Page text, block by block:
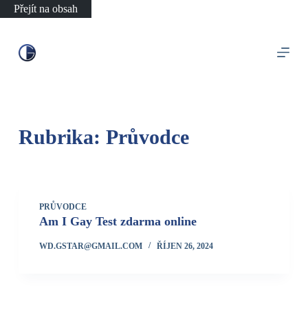
Přejít na obsah
Rubrika: Průvodce
PRŮVODCE
Am I Gay Test zdarma online
WD.GSTAR@GMAIL.COM ŘÍJEN 26, 2024